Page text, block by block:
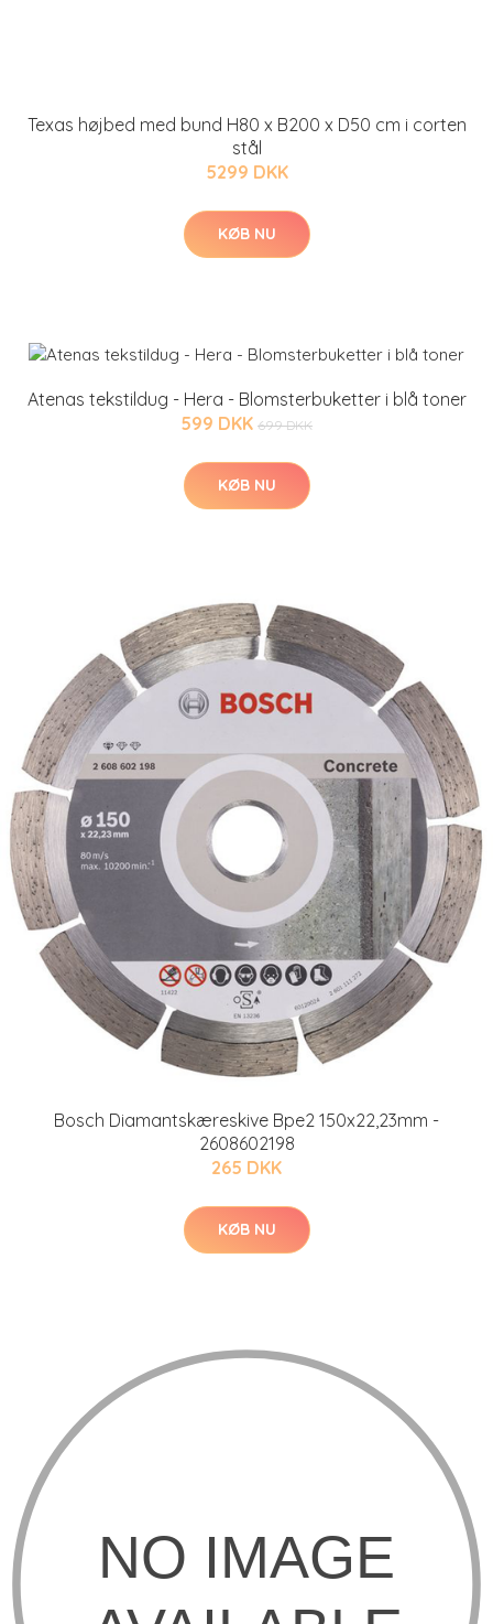
Texas højbed med bund H80 x B200 x D50 cm i corten
stål
5299 DKK
KØB NU
Atenas tekstildug - Hera - Blomsterbuketter i blå toner
599 DKK 699 DKK
KØB NU
Bosch Diamantskæreskive Bpe2 150x22,23mm -
2608602198
265 DKK
KØB NU